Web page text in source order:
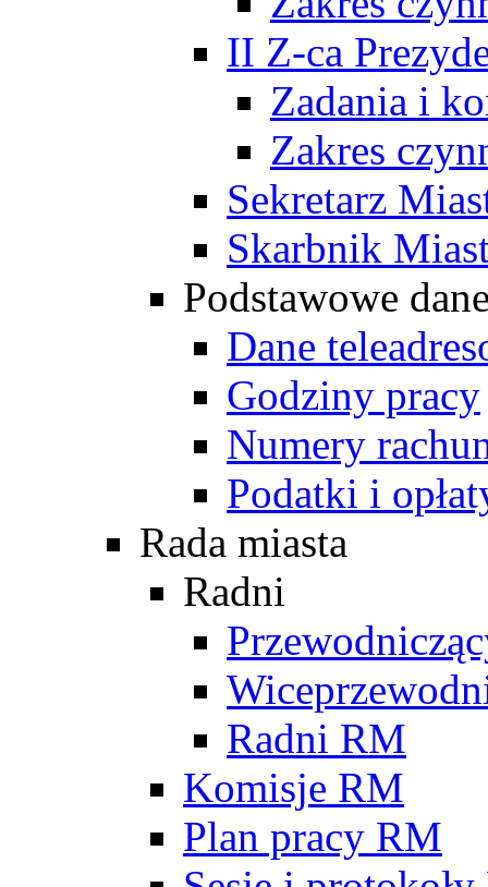
II Z-ca
Zadania i
Zakres
Sekretarz
Skarbnik
Podstawowe
Dane
Godziny pracy
Numery
Podatki i
Rada miasta
Radni
Radni RM
Komisje RM
Plan pracy RM